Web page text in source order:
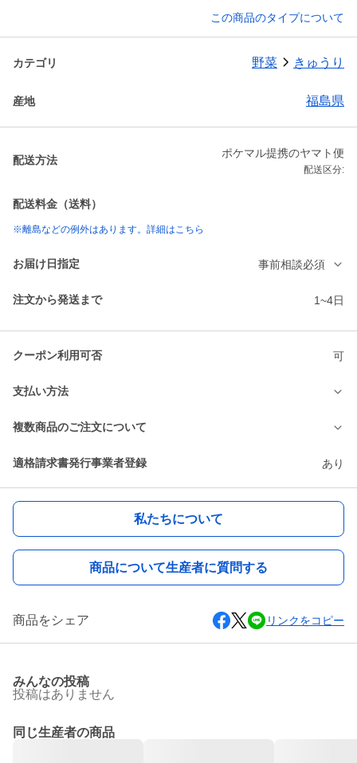
この商品のタイプについて
カテゴリ 野菜 きゅうり
産地 福島県
配送方法
ポケマル提携のヤマト便
配送区分:
配送料金（送料）
※離島などの例外はあります。詳細はこちら
お届け日指定 事前相談必須
注文から発送まで 1~4日
クーポン利用可否 可
支払い方法
複数商品のご注文について
適格請求書発行事業者登録 あり
私たちについて
商品について生産者に質問する
商品をシェア リンクをコピー
みんなの投稿
投稿はありません
同じ生産者の商品